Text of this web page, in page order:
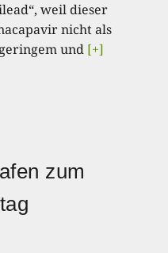
weil dieser
nicht als
und [+]
zum